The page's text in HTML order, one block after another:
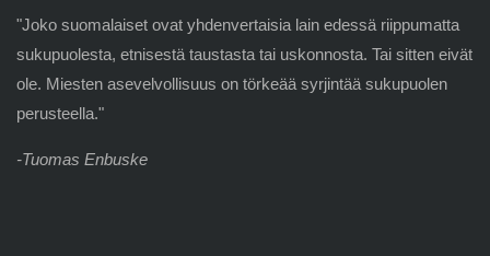
"Joko suomalaiset ovat yhdenvertaisia lain edessä riippumatta
sukupuolesta, etnisestä taustasta tai uskonnosta. Tai sitten eivät
ole. Miesten asevelvollisuus on törkeää syrjintää sukupuolen
perusteella."
-Tuomas Enbuske